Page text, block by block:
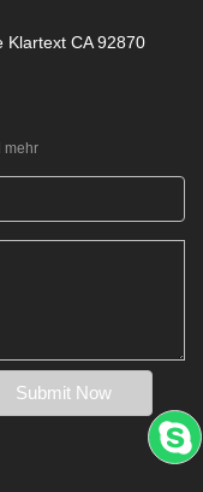
Klartext CA 92870
mehr